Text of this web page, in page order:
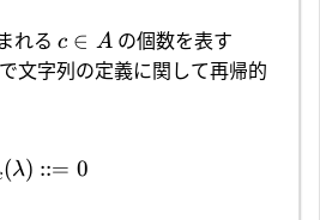
れる c ∈ Aの個数を表す
文字列の定義に関して再帰的
(λ) ::= 0